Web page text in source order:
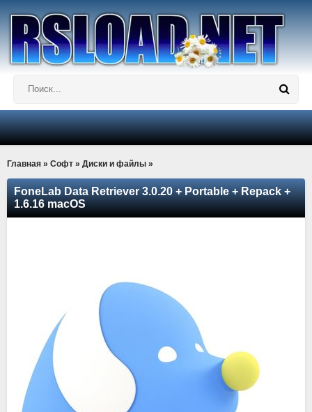
Главная » Софт » Диски и файлы »
FoneLab Data Retriever 3.0.20 + Portable + Repack +
1.6.16 macOS